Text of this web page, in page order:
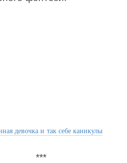
девочка и так себе каникулы
***